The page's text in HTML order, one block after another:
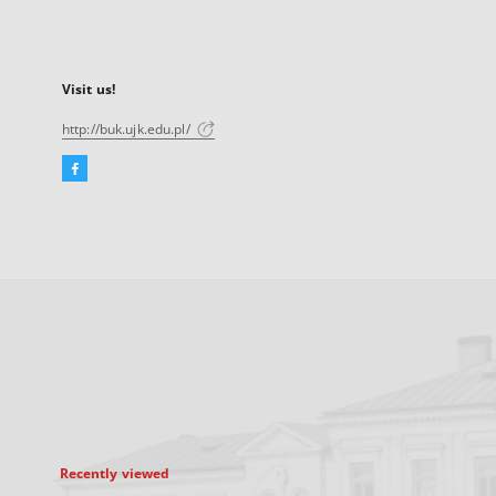
Visit us!
http://buk.ujk.edu.pl/
Facebook
Recently viewed